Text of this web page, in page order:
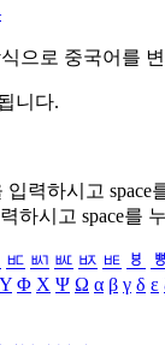
으로 중국어를
니다.
입력하시고 space
하시고 space를
ㅳ ㅴ ㅵ ㅶ ㅷ ㅸ ㅹ
Υ Φ Χ Ψ Ω α β γ δ ε